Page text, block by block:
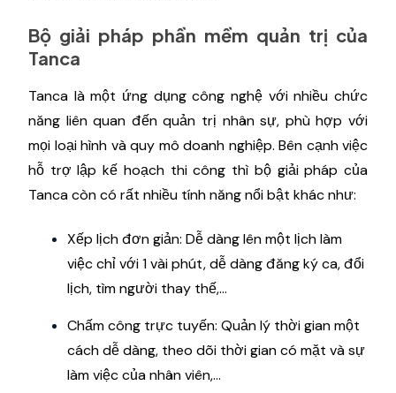
Bộ giải pháp phần mềm quản trị của
Tanca
Tanca là một ứng dụng công nghệ với nhiều chức
năng liên quan đến quản trị nhân sự, phù hợp với
mọi loại hình và quy mô doanh nghiệp. Bên cạnh việc
hỗ trợ lập kế hoạch thi công thì bộ giải pháp của
Tanca còn có rất nhiều tính năng nổi bật khác như:
Xếp lịch đơn giản: Dễ dàng lên một lịch làm
việc chỉ với 1 vài phút, dễ dàng đăng ký ca, đổi
lịch, tìm người thay thế,...
Chấm công trực tuyến: Quản lý thời gian một
cách dễ dàng, theo dõi thời gian có mặt và sự
làm việc của nhân viên,...